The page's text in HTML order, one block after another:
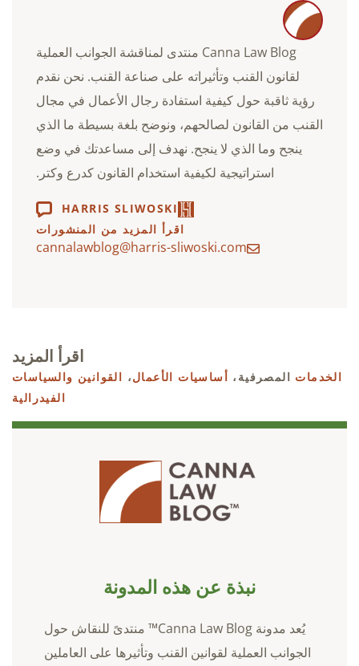
Canna Law Blog منتدى لمناقشة الجوانب العملية
لقانون القنب وتأثيراته على صناعة القنب. نحن نقدم
رؤية ثاقبة حول كيفية استفادة رجال الأعمال في مجال
القنب من القانون لصالحهم، ونوضح بلغة بسيطة ما الذي
ينجح وما الذي لا ينجح. نهدف إلى مساعدتك في وضع
استراتيجية لكيفية استخدام القانون كدرع وكتر.
HARRIS SLIWOSKI
اقرأ المزيد من المنشورات
cannalawblog@harris-sliwoski.com
اقرأ المزيد
الخدمات المصرفية، أساسيات الأعمال، القوانين والسياسات
الفيدرالية
نبذة عن هذه المدونة
يُعد مدونة Canna Law Blog™ منتدىً للنقاش حول
الجوانب العملية لقوانين القنب وتأثيرها على العاملين